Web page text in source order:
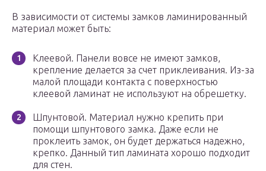
В зависимости от системы замков ламинированный
материал может быть:
Клеевой. Панели вовсе не имеют замков,
крепление делается за счет приклеивания. Из-за
малой площади контакта с поверхностью
клеевой ламинат не используют на обрешетку.
Шпунтовой. Материал нужно крепить при
помощи шпунтового замка. Даже если не
проклеить замок, он будет держаться надежно,
крепко. Данный тип ламината хорошо подходит
для стен.